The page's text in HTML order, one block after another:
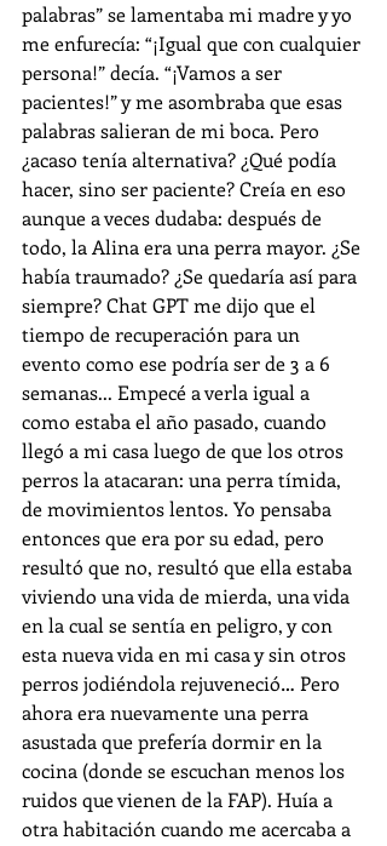
palabras” se lamentaba mi madre y yo
me enfurecía: “¡Igual que con cualquier
persona!” decía. “¡Vamos a ser
pacientes!” y me asombraba que esas
palabras salieran de mi boca. Pero
¿acaso tenía alternativa? ¿Qué podía
hacer, sino ser paciente? Creía en eso
aunque a veces dudaba: después de
todo, la Alina era una perra mayor. ¿Se
había traumado? ¿Se quedaría así para
siempre? Chat GPT me dijo que el
tiempo de recuperación para un
evento como ese podría ser de 3 a 6
semanas... Empecé a verla igual a
como estaba el año pasado, cuando
llegó a mi casa luego de que los otros
perros la atacaran: una perra tímida,
de movimientos lentos. Yo pensaba
entonces que era por su edad, pero
resultó que no, resultó que ella estaba
viviendo una vida de mierda, una vida
en la cual se sentía en peligro, y con
esta nueva vida en mi casa y sin otros
perros jodiéndola rejuveneció… Pero
ahora era nuevamente una perra
asustada que prefería dormir en la
cocina (donde se escuchan menos los
ruidos que vienen de la FAP). Huía a
otra habitación cuando me acercaba a